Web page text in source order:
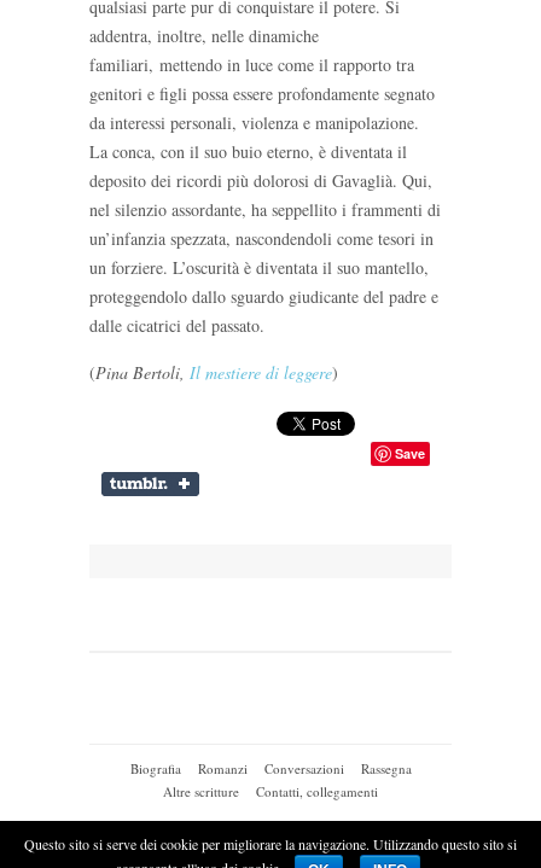
qualsiasi parte pur di conquistare il potere. Si
addentra, inoltre, nelle dinamiche
familiari, mettendo in luce come il rapporto tra
genitori e figli possa essere profondamente segnato
da interessi personali, violenza e manipolazione.
La conca, con il suo buio eterno, è diventata il
deposito dei ricordi più dolorosi di Gavaglià. Qui,
nel silenzio assordante, ha seppellito i frammenti di
un’infanzia spezzata, nascondendoli come tesori in
un forziere. L’oscurità è diventata il suo mantello,
proteggendolo dallo sguardo giudicante del padre e
dalle cicatrici del passato.
(Pina Bertoli, Il mestiere di leggere)
Save
Biografia Romanzi Conversazioni
Rassegna
Altre scritture
Contatti, collegamenti
© 2026 CLAUDIO MORANDINI
Questo sito si serve dei cookie per migliorare la navigazione. Utilizzando questo sito si